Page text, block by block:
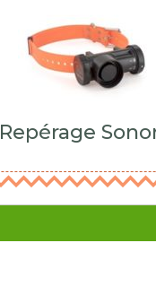
Repérage